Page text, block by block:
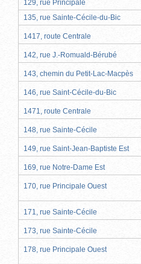
129, rue Principale
135, rue Sainte-Cécile-du-Bic
1417, route Centrale
142, rue J.-Romuald-Bérubé
143, chemin du Petit-Lac-Macpès
146, rue Saint-Cécile-du-Bic
1471, route Centrale
148, rue Sainte-Cécile
149, rue Saint-Jean-Baptiste Est
169, rue Notre-Dame Est
170, rue Principale Ouest
171, rue Sainte-Cécile
173, rue Sainte-Cécile
178, rue Principale Ouest